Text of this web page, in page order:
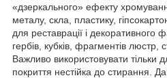
«дзеркального» ефекту
металу, скла, пластику,
для реставрації і декоративного
гербів, кубків, фрагментів люстр,
Важливо використовувати тільки
покриття нестійка до стирання.